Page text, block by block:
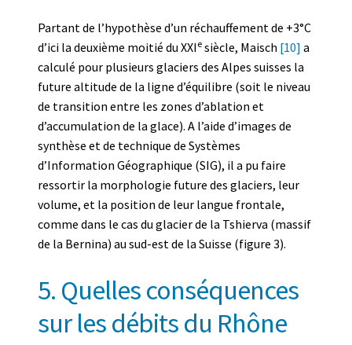
Partant de l’hypothèse d’un réchauffement de +3°C
d’ici la deuxième moitié du XXIe siècle, Maisch [10] a
calculé pour plusieurs glaciers des Alpes suisses la
future altitude de la ligne d’équilibre (soit le niveau
de transition entre les zones d’ablation et
d’accumulation de la glace). A l’aide d’images de
synthèse et de technique de Systèmes
d’Information Géographique (SIG), il a pu faire
ressortir la morphologie future des glaciers, leur
volume, et la position de leur langue frontale,
comme dans le cas du glacier de la Tshierva (massif
de la Bernina) au sud-est de la Suisse (figure 3).
5. Quelles conséquences
sur les débits du Rhône